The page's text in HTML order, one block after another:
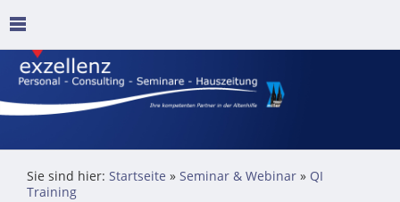
Sie sind hier: Startseite » Seminar & Webinar » QI
Training